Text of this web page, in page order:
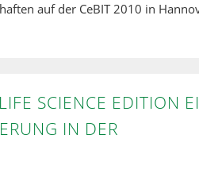
auf der CeBIT 2010 in
SCIENCE EDITION
IN DER